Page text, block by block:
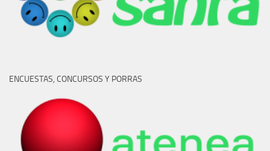
ENCUESTAS, CONCURSOS Y PORRAS